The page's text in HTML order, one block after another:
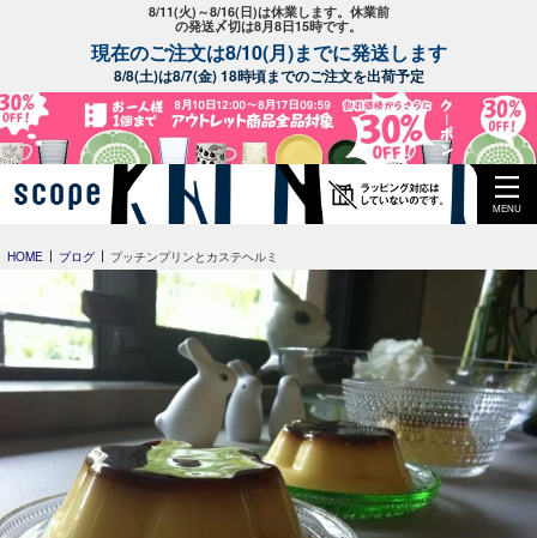
8/11(火)～8/16(日)は休業します。休業前
の発送〆切は8月8日15時です。
現在のご注文は8/10(月)までに発送します
8/8(土)は8/7(金) 18時頃までのご注文を出荷予定
MENU
HOME ブログ プッチンプリンとカステヘルミ